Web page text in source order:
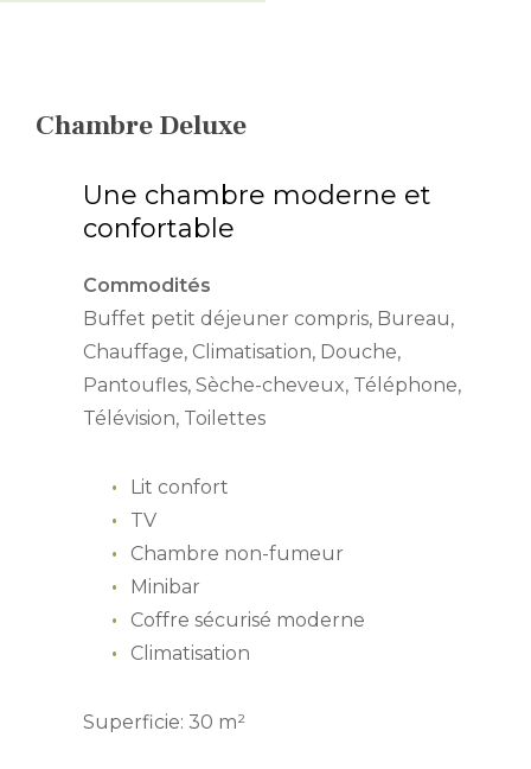
Chambre Deluxe
Une chambre moderne et
confortable
Commodités
Buffet petit déjeuner compris, Bureau,
Chauffage, Climatisation, Douche,
Pantoufles, Sèche-cheveux, Téléphone,
Télévision, Toilettes
Lit confort
TV
Chambre non-fumeur
Minibar
Coffre sécurisé moderne
Climatisation
Superficie: 30 m²